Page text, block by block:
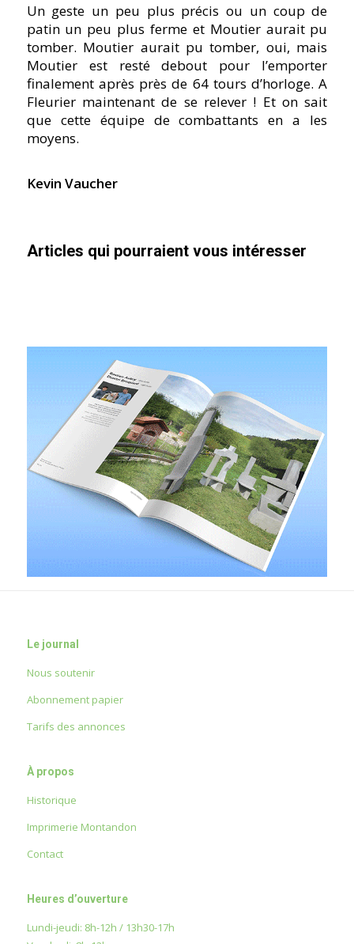
Un geste un peu plus précis ou un coup de
patin un peu plus ferme et Moutier aurait pu
tomber. Moutier aurait pu tomber, oui, mais
Moutier est resté debout pour l’emporter
finalement après près de 64 tours d’horloge. A
Fleurier maintenant de se relever ! Et on sait
que cette équipe de combattants en a les
moyens.
Kevin Vaucher
Articles qui pourraient vous intéresser
Le journal
Nous soutenir
Abonnement papier
Tarifs des annonces
À propos
Historique
Imprimerie Montandon
Contact
Heures d’ouverture
Lundi-jeudi: 8h-12h / 13h30-17h